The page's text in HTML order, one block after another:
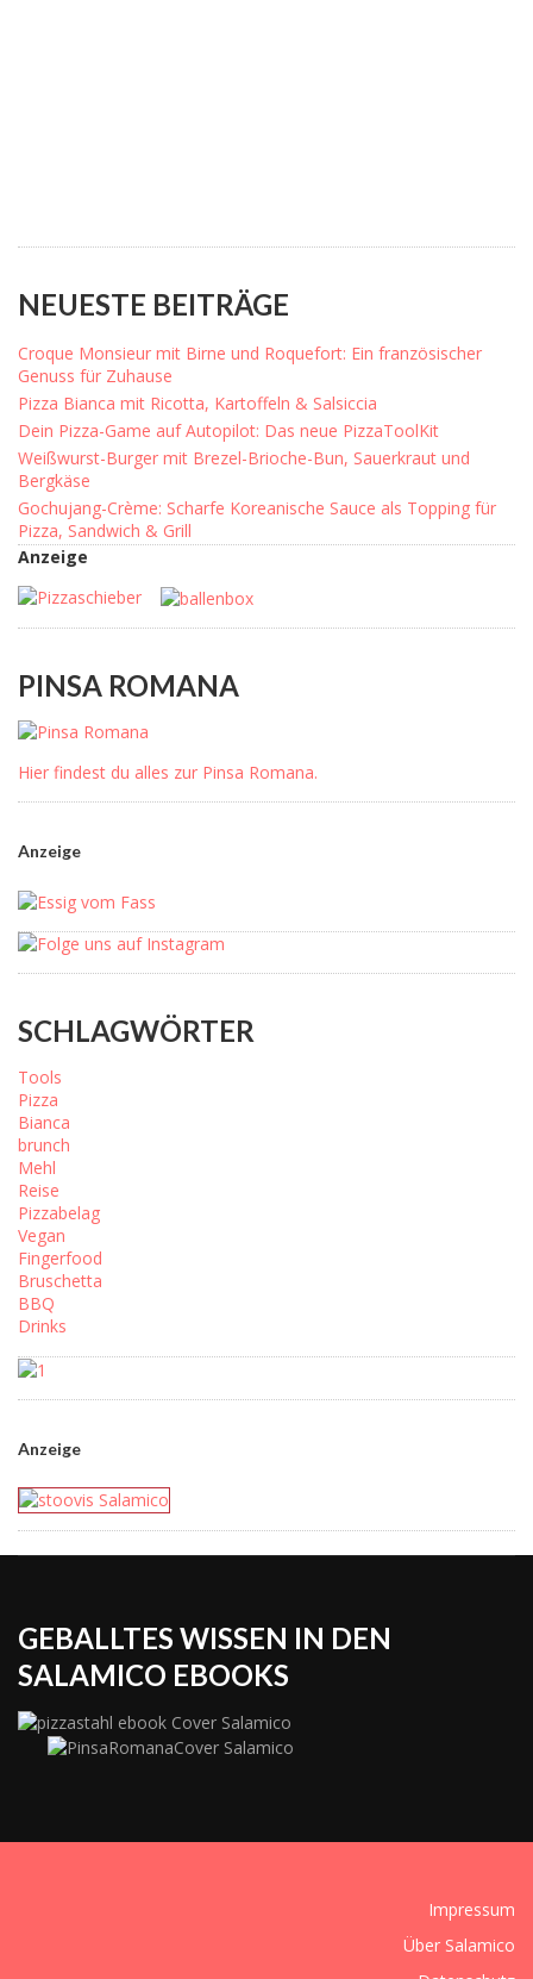
NEUESTE BEITRÄGE
Croque Monsieur mit Birne und Roquefort: Ein französischer
Genuss für Zuhause
Pizza Bianca mit Ricotta, Kartoffeln & Salsiccia
Dein Pizza-Game auf Autopilot: Das neue PizzaToolKit
Weißwurst-Burger mit Brezel-Brioche-Bun, Sauerkraut und
Bergkäse
Gochujang-Crème: Scharfe Koreanische Sauce als Topping für
Pizza, Sandwich & Grill
Anzeige
PINSA ROMANA
Hier findest du alles zur Pinsa Romana.
Anzeige
SCHLAGWÖRTER
Tools
Pizza
Bianca
brunch
Mehl
Reise
Pizzabelag
Vegan
Fingerfood
Bruschetta
BBQ
Drinks
Anzeige
GEBALLTES WISSEN IN DEN
SALAMICO EBOOKS
Impressum
Über Salamico